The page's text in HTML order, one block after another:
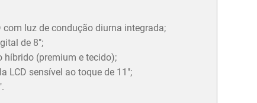
com luz de condução diurna integrada;
de 8";
híbrido (premium e tecido);
LCD sensível ao toque de 11";